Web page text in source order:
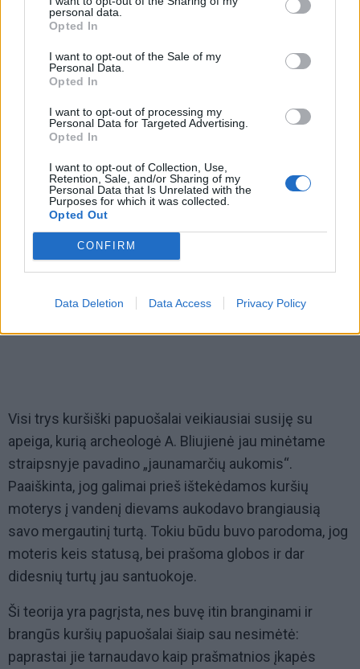
personal data.
Opted In
I want to opt-out of the Sale of my
Personal Data.
Opted In
I want to opt-out of processing my
Personal Data for Targeted Advertising.
Opted In
I want to opt-out of Collection, Use,
Retention, Sale, and/or Sharing of my
Personal Data that Is Unrelated with the
Purposes for which it was collected.
Opted Out
CONFIRM
Data Deletion Data Access Privacy Policy
papuošalai - smeigtai, rasti galimai dar tarpukariu,
tačiau inventorinėje knygoje nepatikslinta vieta. Buvęs
ilgametis Kretingos muziejaus fondų saugotojas,
archeologas Donatas Butkus (1952-2018) šių eilučių
melioruojant Tenžę, jos slėnyje prie Nagarbos
piliakalnio.
Visi trys kuršiški papuošalai veikiausiai susiję su
apeiga, kurią archeologė A. Bliujienė jau minėtame
straipsnyje pavadino „jaunamarčių aukomis“.
Paaiškinta, jog galimai prieš ištekėdamos kuršių
moterys į vandenį dievams aukodavo brangiausią
savo mergautinį turtą. Tokiu būdu buvo parodoma, jog
moteris keis statusą, bei prašoma globos ir dar
didesnių turtų jau santuokoje.
Ši teorija yra pagrįsta, nes buvę itin branginami ir
brangūs kuršių papuošalai šiaip sau nesimėtė:
paprastai jie tarnaudavo kaip prašmatnios įkapės